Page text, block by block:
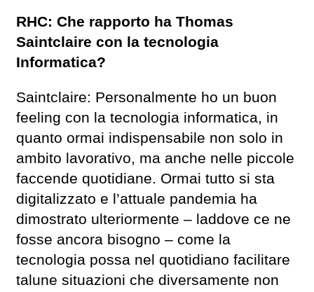
RHC: Che rapporto ha Thomas
Saintclaire con la tecnologia
Informatica?
Saintclaire: Personalmente ho un buon
feeling con la tecnologia informatica, in
quanto ormai indispensabile non solo in
ambito lavorativo, ma anche nelle piccole
faccende quotidiane. Ormai tutto si sta
digitalizzato e l’attuale pandemia ha
dimostrato ulteriormente – laddove ce ne
fosse ancora bisogno – come la
tecnologia possa nel quotidiano facilitare
talune situazioni che diversamente non